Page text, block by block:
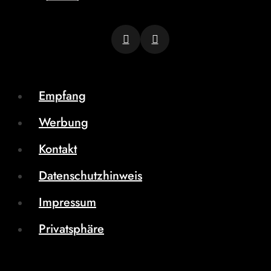
Empfang
Werbung
Kontakt
Datenschutzhinweis
Impressum
Privatsphäre